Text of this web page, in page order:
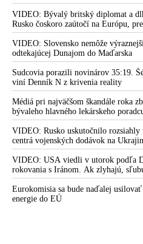
VIDEO: Bývalý britský diplomat a
Rusko čoskoro zaútočí na Európu,
rovnako, ako bolo dotlačené k
Zelenskyj medzitým v Kyjeve
aby vo svete zháňali energie pre
mobilizovať a vojna sa do zimy
VIDEO: Slovensko nemôže
odtekajúcej Dunajom do Maďarska
Sudcovia porazili novinárov 35:19.
viní Denník N z krivenia reality
Médiá pri najväčšom škandále roka
bývaleho hlavného lekárskeho
Fauciho pred výborom amerického
VIDEO: Rusko uskutočnilo rozsiahly
centrá vojenských dodávok na
nedokázala počas ničivého nočného
zachytiť ani jednu ruskú raketu
VIDEO: USA viedli v utorok podľa
rokovania s Iránom. Ak zlyhajú,
Teheránu
Eurokomisia sa bude naďalej
energie do EÚ